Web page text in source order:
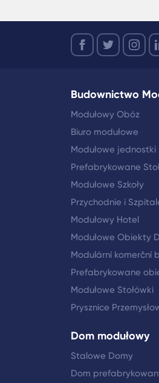
Budownictwo
Modułowy Obóz
Biuro modułowe
Modułowe
Prefabrykowane
Modułowe Szkoły
Przychodnie i
Modułowy Hotel
Modułowe Obiekty
Modulární komerční
Prefabrykowane
Modułowe Stołówki
Prysznice
Dom modułowy
Stalowe Domy
Dom